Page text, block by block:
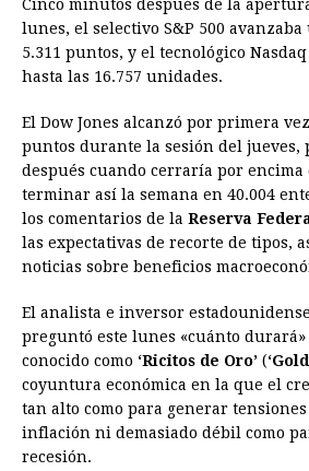
k
e
p
s
Cinco minutos después de la
lunes, el selectivo S&P 500 avanzaba
5.311 puntos, y el tecnológico
hasta las 16.757 unidades.
El Dow Jones alcanzó por primera
puntos durante la sesión del jueves,
después cuando cerraría por encima
terminar así la semana en 40.004
los comentarios de la Reserva
las expectativas de recorte de tipos,
noticias sobre beneficios
El analista e inversor estadounidense
preguntó este lunes «cuánto durará»
conocido como ‘Ricitos de Oro’ (
coyuntura económica en la que el
tan alto como para generar
inflación ni demasiado débil como
recesión.